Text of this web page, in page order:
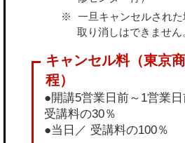
一旦キャンセルされ
取り消しはできません
●開講5営業日前～1営業
受講料の30％
●当日／ 受講料の100％